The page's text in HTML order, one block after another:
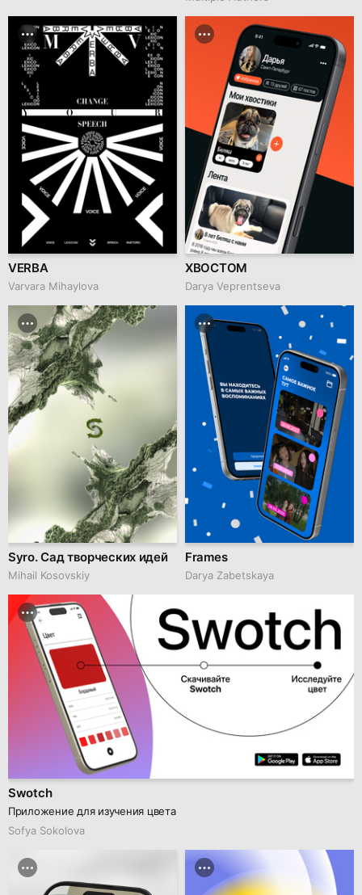
VERBA
Varvara Mihaylova
ХВОСТОМ
Darya Veprentseva
Syro. Сад творческих идей
Mihail Kosovskiy
Frames
Darya Zabetskaya
Swotch
Приложение для изучения цвета
Sofya Sokolova